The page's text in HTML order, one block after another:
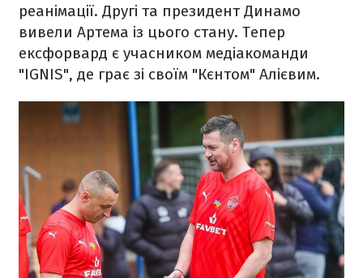
реанімації. Другі та президент Динамо
вивели Артема із цього стану. Тепер
ексфорвард є учасником медіакоманди
"IGNIS", де грає зі своїм "Кєнтом" Алієвим.